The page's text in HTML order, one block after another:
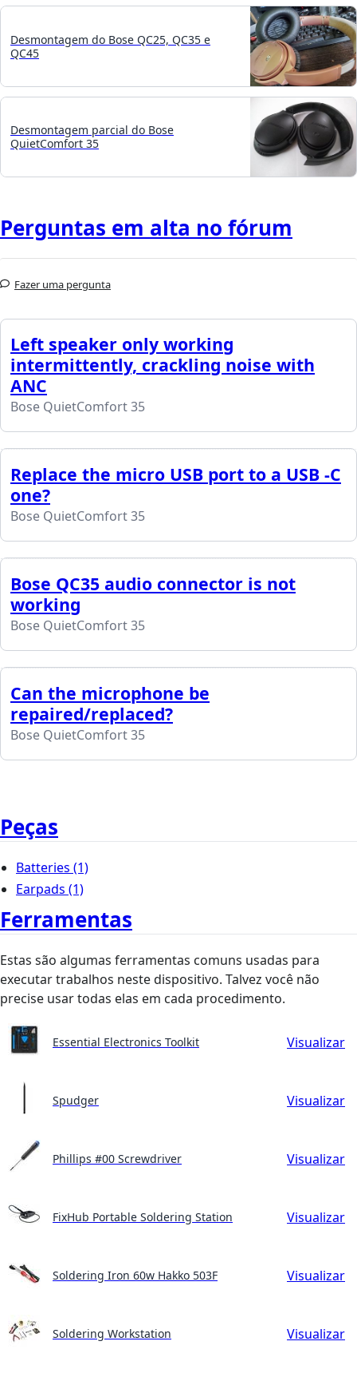
Desmontagem do Bose QC25, QC35 e
QC45
Desmontagem parcial do Bose
QuietComfort 35
Perguntas em alta no fórum
Fazer uma pergunta
Left speaker only working
intermittently, crackling noise with
ANC
Bose QuietComfort 35
Replace the micro USB port to a USB -C
one?
Bose QuietComfort 35
Bose QC35 audio connector is not
working
Bose QuietComfort 35
Can the microphone be
repaired/replaced?
Bose QuietComfort 35
Peças
Batteries (1)
Earpads (1)
Ferramentas
Estas são algumas ferramentas comuns usadas para
executar trabalhos neste dispositivo. Talvez você não
precise usar todas elas em cada procedimento.
Essential Electronics Toolkit Visualizar
Spudger Visualizar
Phillips #00 Screwdriver Visualizar
FixHub Portable Soldering Station Visualizar
Soldering Iron 60w Hakko 503F Visualizar
Soldering Workstation Visualizar